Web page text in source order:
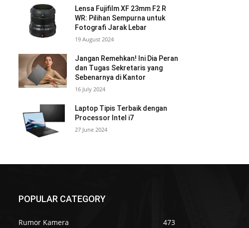
Lensa Fujifilm XF 23mm F2 R
WR: Pilihan Sempurna untuk
Fotografi Jarak Lebar
19 August 2024
Jangan Remehkan! Ini Dia Peran
dan Tugas Sekretaris yang
Sebenarnya di Kantor
16 July 2024
Laptop Tipis Terbaik dengan
Processor Intel i7
27 June 2024
POPULAR CATEGORY
Rumor Kamera
473